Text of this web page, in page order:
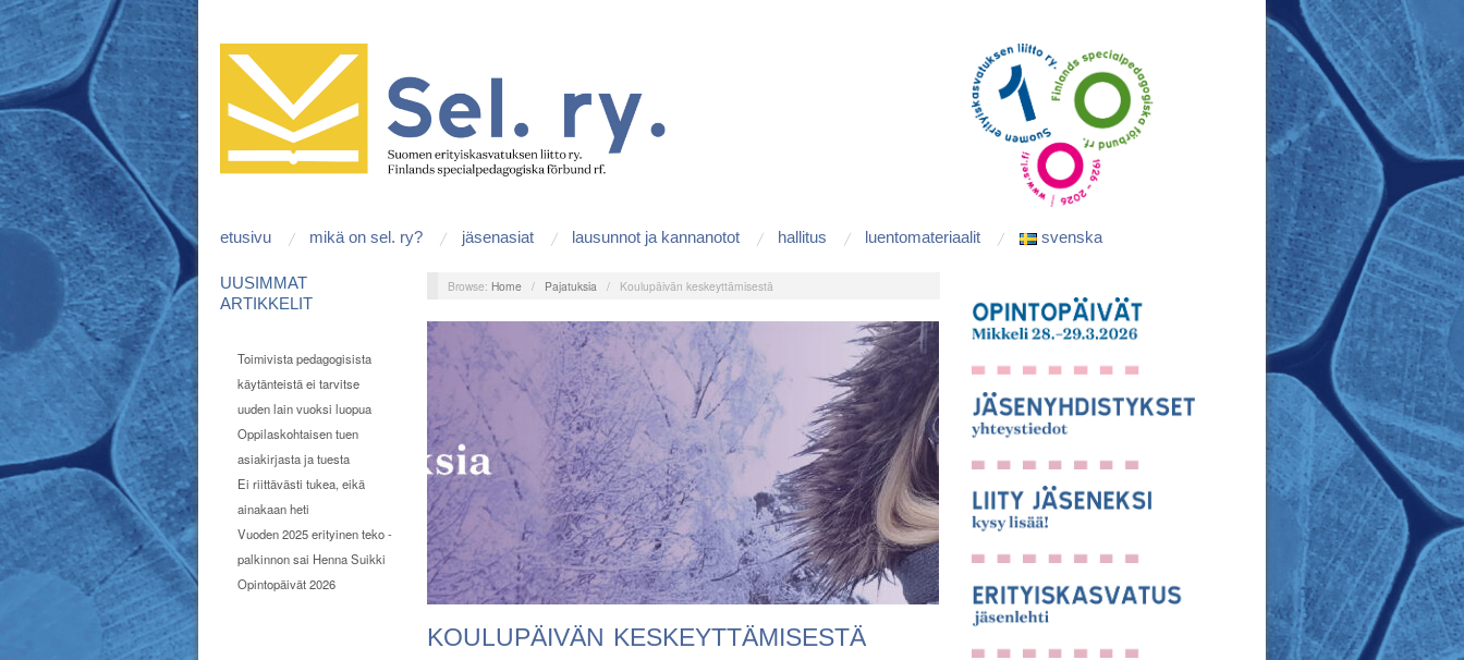
etusivu mikä on sel. ry? jäsenasiat lausunnot ja kannanotot hallitus luentomateriaalit svenska
UUSIMMAT
ARTIKKELIT
Toimivista pedagogisista
käytänteistä ei tarvitse
uuden lain vuoksi luopua
Oppilaskohtaisen tuen
asiakirjasta ja tuesta
Ei riittävästi tukea, eikä
ainakaan heti
Vuoden 2025 erityinen teko -
palkinnon sai Henna Suikki
Opintopäivät 2026
Browse: Home / Pajatuksia / Koulupäivän keskeyttämisestä
KOULUPÄIVÄN KESKEYTTÄMISESTÄ